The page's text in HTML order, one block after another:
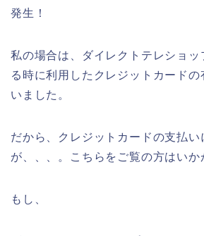
発生！
私の場合は、ダイレクトテレショッ
る時に利用したクレジットカードの
いました。
だから、クレジットカードの支払い
が、、、。こちらをご覧の方はいか
もし、